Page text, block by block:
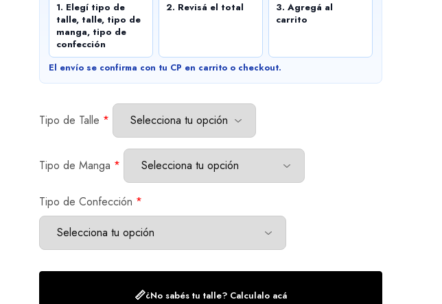
1. Elegí tipo de
talle, talle, tipo de
manga, tipo de
confección
2. Revisá el total
3. Agregá al
carrito
El envío se confirma con tu CP en carrito o checkout.
Tipo de Talle *
Tipo de Manga *
Tipo de Confección *
📏¿No sabés tu talle? Calculalo acá